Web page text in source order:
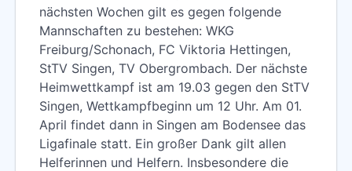
nächsten Wochen gilt es gegen folgende
Mannschaften zu bestehen: WKG
Freiburg/Schonach, FC Viktoria Hettingen,
StTV Singen, TV Obergrombach. Der nächste
Heimwettkampf ist am 19.03 gegen den StTV
Singen, Wettkampfbeginn um 12 Uhr. Am 01.
April findet dann in Singen am Bodensee das
Ligafinale statt. Ein großer Dank gilt allen
Helferinnen und Helfern. Insbesondere die